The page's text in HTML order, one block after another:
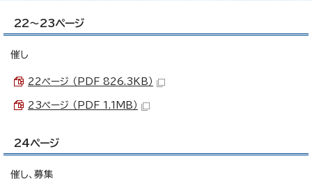
22～23ページ
催し
22ページ （PDF 826.3KB）
23ページ （PDF 1.1MB）
24ページ
催し、募集